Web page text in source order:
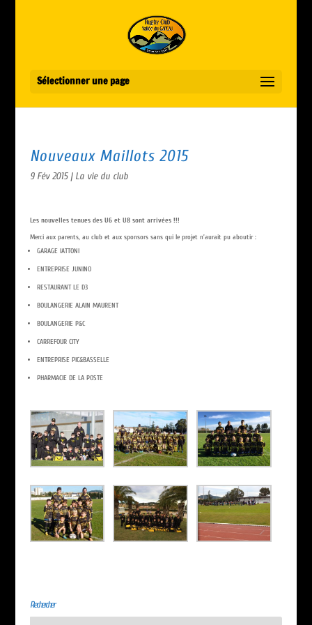
Sélectionner une page
Nouveaux Maillots 2015
9 Fév 2015| La vie du club
Les nouvelles tenues des U6 et U8 sont arrivées !!!
Merci aux parents, au club et aux sponsors sans qui le projet n’aurait pu aboutir :
GARAGE IATTONI
ENTREPRISE JUNINO
RESTAURANT LE D3
BOULANGERIE ALAIN MAURENT
BOULANGERIE P&C
CARREFOUR CITY
ENTREPRISE PIC&BASSELLE
PHARMACIE DE LA POSTE
Rechercher